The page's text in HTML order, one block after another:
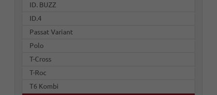
ID. BUZZ
ID.4
Passat Variant
Polo
T-Cross
T-Roc
T6 Kombi